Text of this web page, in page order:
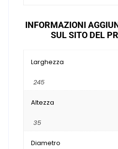
INFORMAZIONI
SUL SITO DEL
Larghezza
245
Altezza
35
Diametro